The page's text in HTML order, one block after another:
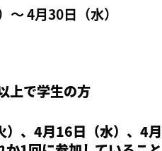
4月30日（水）
上で学生の方
、4月16日（水）、4